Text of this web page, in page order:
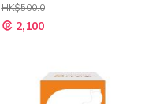
HK$500.0
特
殊 2,100